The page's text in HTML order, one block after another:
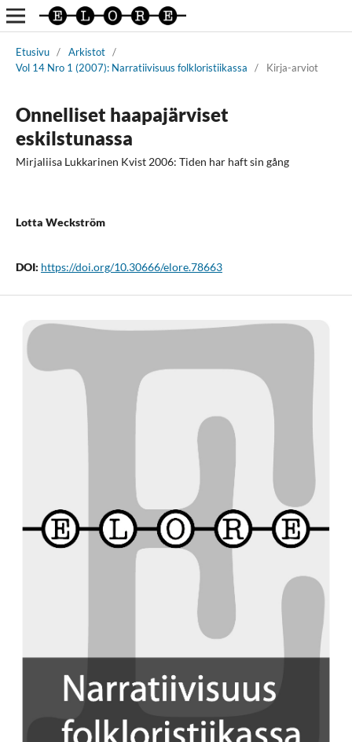
Etusivu / Arkistot /
Vol 14 Nro 1 (2007): Narratiivisuus folkloristiikassa
/ Kirja-arviot
Onnelliset haapajärviset
eskilstunassa
Mirjaliisa Lukkarinen Kvist 2006: Tiden har haft sin gång
Lotta Weckström
DOI: https://doi.org/10.30666/elore.78663